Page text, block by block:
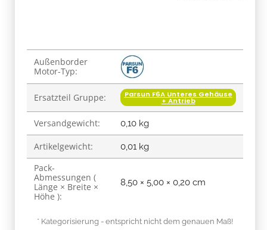
Produkteigenschaft
Wert
Außenborder
Motor-Typ:
Ersatzteil Gruppe: Parsun F6A Unteres Gehäuse
+ Antrieb
Versandgewicht: 0,10 kg
Artikelgewicht: 0,01 kg
Pack-
Abmessungen (
Länge × Breite ×
Höhe ):
8,50 × 5,00 × 0,20 cm
* Kategorisierung - entspricht nicht dem genauen Maß!